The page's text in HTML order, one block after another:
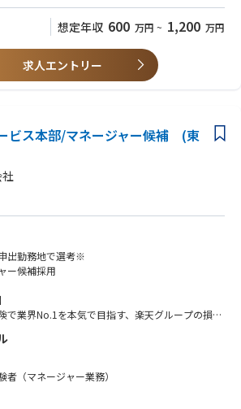
キャリア形成が可能
いプレゼンス、FFGの広範な顧客基盤の下、顧客
す企業文化
あるフーリハン・ローキーグループのHLサクセシ
M&A部門、GCAが2021年のフーリハン・ローキ
とにより商号変更)と包括業務提携し、クロスボー
組み体制が強化されたことで、チャレンジングな
イナンス、法務、税務、経営等の知見
提供に励むことで、クライアントからの信頼を得
それに向けた努力ができる方
想定年収 600 万円 ~ 1,200 万円
求人エントリー
ビス本部/マネージャー候補 (東
出勤務地で選考※
ー候補採用
で業界No.1を本気で目指す、楽天グループの損害
ID連携によるスムーズな手続き、楽天ポイントが
、AIを活用した事故対応など、楽天経済圏の強
自のサービスを展開しています。楽天グループの
し、共に挑戦し、新たな歴史を創る仲間を求めて
者（マネージャー業務）